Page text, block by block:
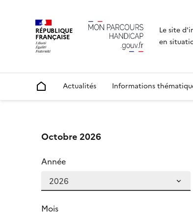
RÉPUBLIQUE
FRANÇAISE
Le site
en
Accueil Actualités Informations
Filtrer les
Octobre 2026
Année
Mois